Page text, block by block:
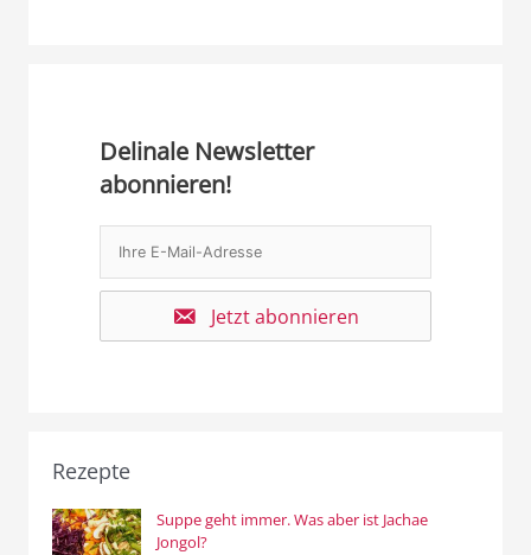
Delinale Newsletter
abonnieren!
Jetzt abonnieren
Rezepte
Suppe geht immer. Was aber ist Jachae
Jongol?